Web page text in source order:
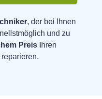
, der bei Ihnen
und zu
Preis Ihren